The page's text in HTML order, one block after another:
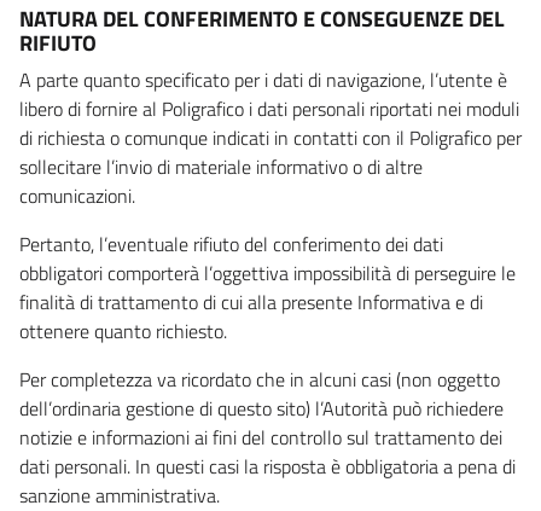
NATURA DEL CONFERIMENTO E CONSEGUENZE DEL
RIFIUTO
A parte quanto specificato per i dati di navigazione, l’utente è
libero di fornire al Poligrafico i dati personali riportati nei moduli
di richiesta o comunque indicati in contatti con il Poligrafico per
sollecitare l’invio di materiale informativo o di altre
comunicazioni.
Pertanto, l’eventuale rifiuto del conferimento dei dati
obbligatori comporterà l’oggettiva impossibilità di perseguire le
finalità di trattamento di cui alla presente Informativa e di
ottenere quanto richiesto.
Per completezza va ricordato che in alcuni casi (non oggetto
dell’ordinaria gestione di questo sito) l’Autorità può richiedere
notizie e informazioni ai fini del controllo sul trattamento dei
dati personali. In questi casi la risposta è obbligatoria a pena di
sanzione amministrativa.